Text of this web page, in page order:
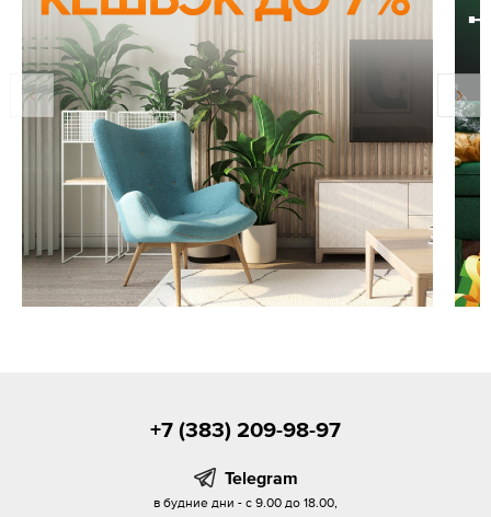
+7 (383) 209-98-97
Telegram
в будние дни - с 9.00 до 18.00,